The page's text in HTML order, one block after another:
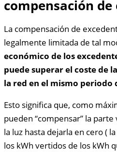
compensación de
La compensación de
legalmente limitada de tal
económico de los
puede superar el coste de
la red en el mismo periodo
Esto significa que, como
pueden “compensar” la
la luz hasta dejarla en cero (
los kWh vertidos de los kWh